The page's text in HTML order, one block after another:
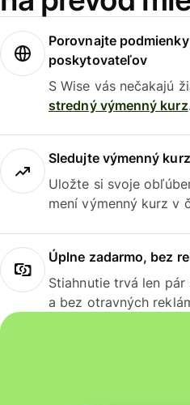
Porovnajte
poskytovateľov
S Wise vás nečakajú
stredný výmenný kurz.
Sledujte výmenný
Uložte si svoje
mení výmenný kurz v
Úplne zadarmo, bez
Stiahnutie trvá len
a bez otravných